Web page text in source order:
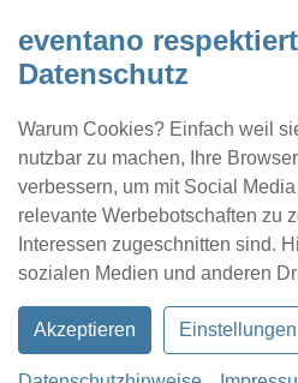
eventano
Datenschutz
Warum Cookies? Einfach weil
nutzbar zu machen, Ihre
verbessern, um mit Social
relevante Werbebotschaften zu
Interessen zugeschnitten sind.
sozialen Medien und anderen
Akzeptieren Einstellungen
Kontakt